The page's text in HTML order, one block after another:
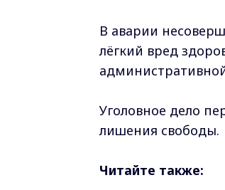
В аварии
лёгкий вред
Уголовное дело
лишения свободы.
Читайте также: